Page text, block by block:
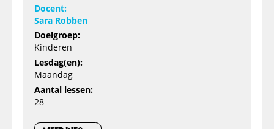
Docent:
Sara Robben
Doelgroep:
Kinderen
Lesdag(en):
Maandag
Aantal lessen:
28